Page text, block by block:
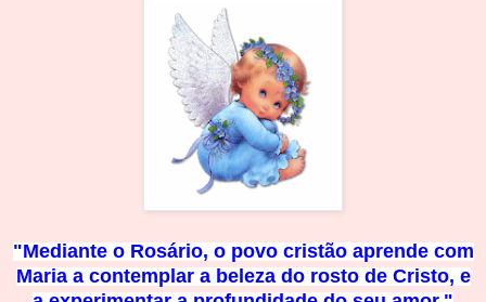
"Mediante o Rosário, o povo cristão aprende com
Maria a contemplar a beleza do rosto de Cristo, e